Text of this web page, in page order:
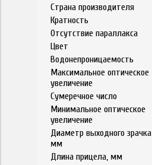
Страна производителя
Кратность
Отсутствие параллакса
Цвет
Водонепроницаемость
Максимальное оптическое
увеличение
Сумеречное число
Минимальное оптическое
увеличение
Диаметр выходного зрачка,
мм
Длина прицела, мм